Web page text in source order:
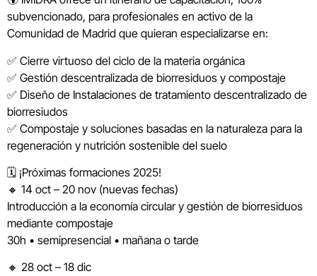
subvencionado, para profesionales en activo de la
Comunidad de Madrid que quieran especializarse en:
✅ Cierre virtuoso del ciclo de la materia orgánica
✅ Gestión descentralizada de biorresiduos y compostaje
✅ Diseño de Instalaciones de tratamiento descentralizado de
biorresiudos
✅ Compostaje y soluciones basadas en la naturaleza para la
regeneración y nutrición sostenible del suelo
🗓️ ¡Próximas formaciones 2025!
🔸 14 oct – 20 nov (nuevas fechas)
Introducción a la economía circular y gestión de biorresiduos
mediante compostaje
30h • semipresencial • mañana o tarde
🔸 28 oct – 18 dic